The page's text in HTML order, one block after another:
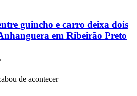
guincho e carro deixa dois
em Ribeirão Preto
de acontecer